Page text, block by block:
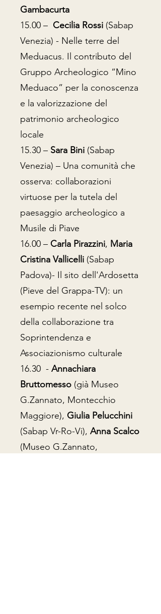
Gambacurta
15.00 – Cecilia Rossi (Sabap
Venezia) - Nelle terre del
Meduacus. Il contributo del
Gruppo Archeologico “Mino
Meduaco” per la conoscenza
e la valorizzazione del
patrimonio archeologico
locale
15.30 – Sara Bini (Sabap
Venezia) – Una comunità che
osserva: collaborazioni
virtuose per la tutela del
paesaggio archeologico a
Musile di Piave
16.00 – Carla Pirazzini, Maria
Cristina Vallicelli (Sabap
Padova)- Il sito dell'Ardosetta
(Pieve del Grappa-TV): un
esempio recente nel solco
della collaborazione tra
Soprintendenza e
Associazionismo culturale
16.30 - Annachiara
Bruttomesso (già Museo
G.Zannato, Montecchio
Maggiore), Giulia Pelucchini
(Sabap Vr-Ro-Vi), Anna Scalco
(Museo G.Zannato,